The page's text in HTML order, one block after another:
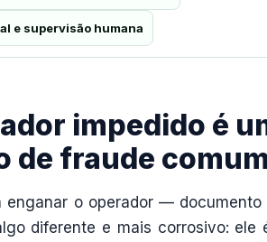
e supervisão humana
impedido é
de fraude comum
o operador —
diferente e mais corrosivo: ele